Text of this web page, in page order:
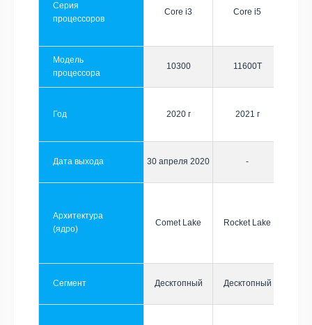
Серия
процессоров
Core i3 Core i5
Модель
процессора
10300 11600T
Год 2020 г 2021 г
Дата выхода 30 апреля 2020 -
Архитектура
(ядро)
Comet Lake Rocket Lake
Сегмент Десктопный Десктопный